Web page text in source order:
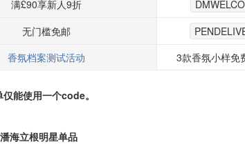
满£90享新人9折
无门槛免邮
香氛档案测试活动
3款香氛小样免
能使用一个code。
海立根明星单品